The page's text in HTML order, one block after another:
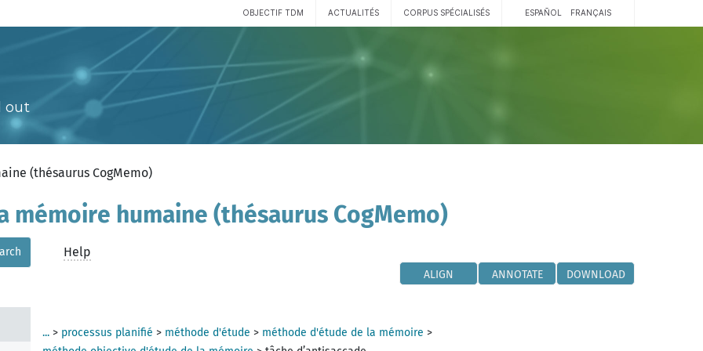
OBJECTIF TDM ACTUALITÉS CORPUS SPÉCIALISÉS ESPAÑOL FRANÇAIS
out
(thésaurus CogMemo)
mémoire humaine (thésaurus CogMemo)
Help
ALIGN ANNOTATE DOWNLOAD
de
... > processus planifié > méthode d'étude > méthode d'étude de la mémoire >